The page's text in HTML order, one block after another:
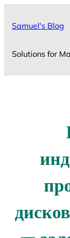
Samuel's Blog
Solutions for